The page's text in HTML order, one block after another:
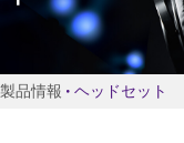
製品情報 ヘッドセット